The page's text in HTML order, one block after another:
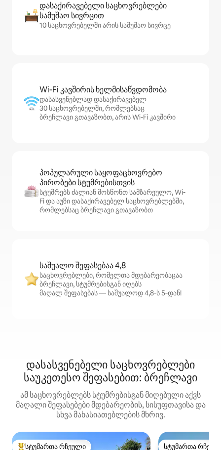
დასაქირავებელი საცხოვრებლები
სამუშაო სივრცით
10 საცხოვრებელში არის სამუშაო სივრცე
Wi‑Fi კავშირის ხელმისაწვდომობა
დასასვენებლად დასაქირავებელ
30 საცხოვრებელში, რომლებსაც
ბრეჩლავი გთავაზობთ, არის Wi‑Fi კავშირი
პოპულარული საყოფაცხოვრებო
პირობები სტუმრებისთვის
სტუმრებს ძალიან მოსწონთ სამზარეულო, Wi-
Fi და აუზი დასაქირავებელ საცხოვრებლებში,
რომლებსაც ბრეჩლავი გთავაზობთ
საშუალო შეფასებაა 4,8
საცხოვრებლები, რომელთა მდებარეობაცაა
ბრეჩლავი, სტუმრებისგან იღებს
მაღალ შეფასებას — საშუალოდ 4,8‑ს 5‑დან!
დასასვენებელი საცხოვრებლები
საუკეთესო შეფასებით: ბრეჩლავი
ამ საცხოვრებლებს სტუმრებისგან მიღებული აქვს
მაღალი შეფასებები მდებარეობის, სისუფთავისა და
სხვა მახასიათებლების მხრივ.
სტუმართა რჩეული სტუმართა